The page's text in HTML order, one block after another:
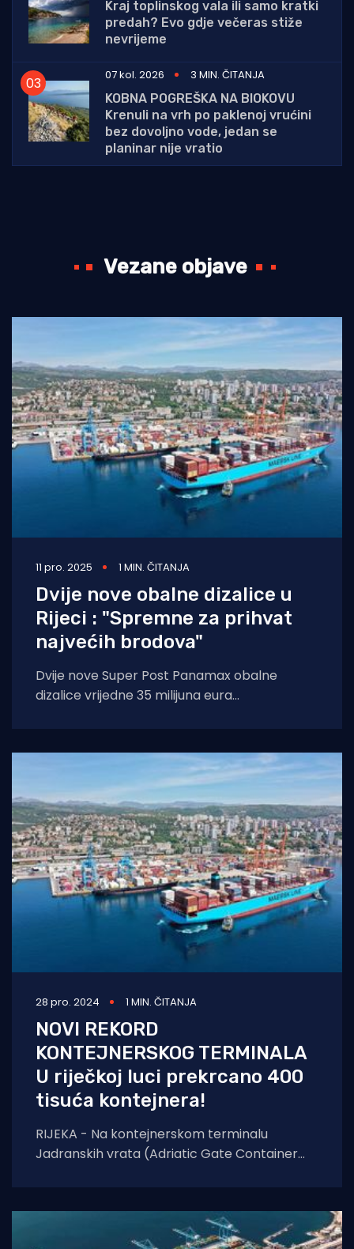
Kraj toplinskog vala ili samo kratki
predah? Evo gdje večeras stiže
nevrijeme
07 kol. 2026
3 MIN. ČITANJA
KOBNA POGREŠKA NA BIOKOVU
Krenuli na vrh po paklenoj vrućini
bez dovoljno vode, jedan se
planinar nije vratio
Vezane objave
11 pro. 2025 1 MIN. ČITANJA
Dvije nove obalne dizalice u
Rijeci : "Spremne za prihvat
najvećih brodova"
Dvije nove Super Post Panamax obalne
dizalice vrijedne 35 milijuna eura
28 pro. 2024 1 MIN. ČITANJA
NOVI REKORD
KONTEJNERSKOG TERMINALA
U riječkoj luci prekrcano 400
tisuća kontejnera!
RIJEKA - Na kontejnerskom terminalu
Jadranskih vrata (Adriatic Gate Container